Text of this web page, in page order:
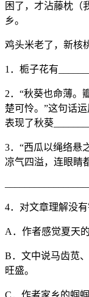
困了，才沾藤枕（
乡。
鸡头米老了，新核
1．栀子花有
2．“秋葵也命薄。
楚可怜。”这句话
表现了秋葵
3．“西瓜以绳络悬
凉气四溢，连眼睛
4．对文章理解没
A．作者感觉夏天
B．文中说马齿苋
旺盛。
C．作者家乡的蝈